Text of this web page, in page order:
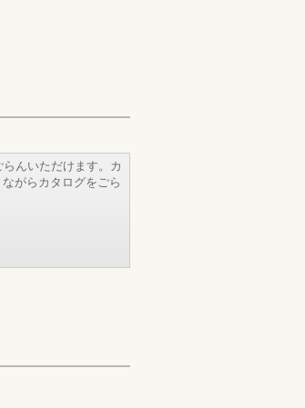
んいただけます。カ
がらカタログをごら